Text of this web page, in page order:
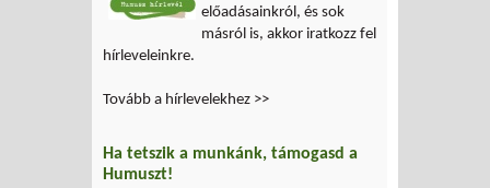
előadásainkról, és sok
másról is, akkor iratkozz fel
hírleveleinkre.
Tovább a hírlevelekhez >>
Ha tetszik a munkánk, támogasd a
Humuszt!